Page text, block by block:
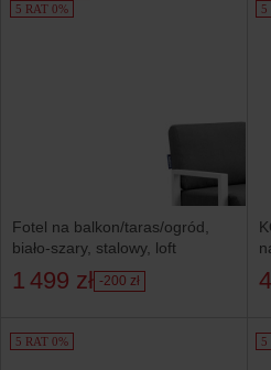
5 RAT 0%
Fotel na balkon/taras/ogród,
biało-szary, stalowy, loft
1 499 zł -200 zł
5
5 RAT 0% 5